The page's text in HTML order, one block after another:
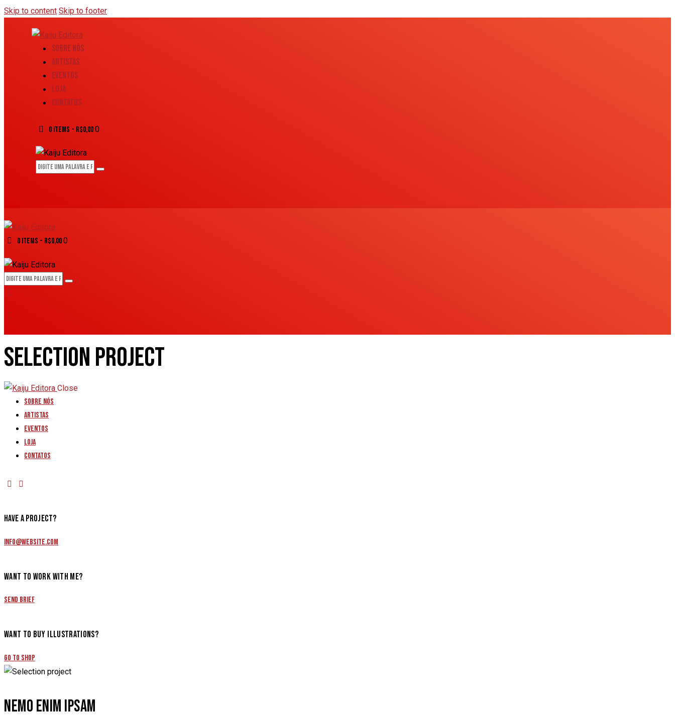
Skip to content Skip to footer
SOBRE NÓS
ARTISTAS
EVENTOS
LOJA
CONTATOS
0 items - R$0,000
0 items - R$0,000
SELECTION PROJECT
Close
Sobre nós
Artistas
Eventos
Loja
Contatos
HAVE A PROJECT?
info@website.com
WANT TO WORK WITH ME?
Send Brief
WANT TO BUY ILLUSTRATIONS?
Go to Shop
NEMO ENIM IPSAM